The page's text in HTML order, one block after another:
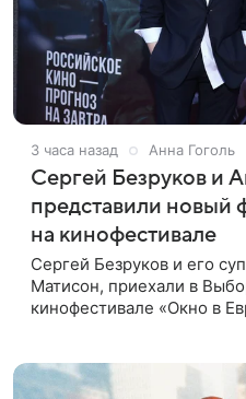
3 часа назад Анна Гоголь
Сергей Безруков и
представили новый
на кинофестивале
Сергей Безруков и его
Матисон, приехали в
кинофестивале «Окно в